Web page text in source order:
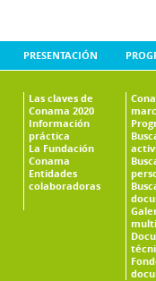
PRESENTACIÓN
Las claves de
Conama 2020
Información
práctica
La Fundación
Conama
Entidades
colaboradoras